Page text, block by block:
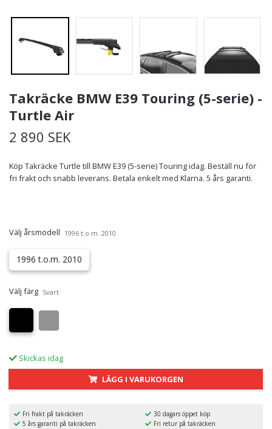
Takräcke BMW E39 Touring (5-serie) -
Turtle Air
2 890 SEK
Köp Takräcke Turtle till BMW E39 (5-serie) Touring idag. Beställ nu för
fri frakt och snabb leverans. Betala enkelt med Klarna. 5 års garanti.
Välj årsmodell 1996 t.o.m. 2010
1996 t.o.m. 2010
Välj färg Svart
Skickas idag
LÄGG I VARUKORGEN
Fri frakt på takräcken
30 dagars öppet köp
5 års garanti på takräcken
Fri retur på takräcken